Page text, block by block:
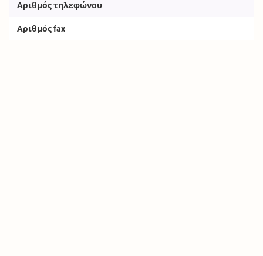
Αριθμός τηλεφώνου
Αριθμός fax